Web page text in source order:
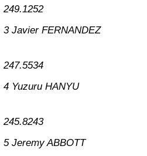
249.1252
3 Javier FERNANDEZ
247.5534
4 Yuzuru HANYU
245.8243
5 Jeremy ABBOTT